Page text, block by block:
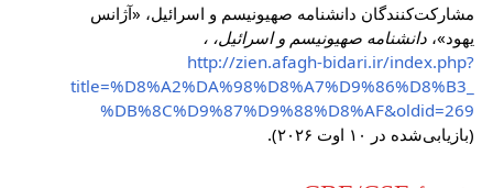
مشارکت‌کنندگان دانشنامه صهیونیسم و اسرائیل، «آژانس
یهود»، دانشنامه صهیونیسم و اسرائیل، ،
http://zien.afagh-bidari.ir/index.php?
title=%D8%A2%DA%98%D8%A7%D9%86%D8%B3_
%DB%8C%D9%87%D9%88%D8%AF&oldid=269
(بازیابی‌شده در ۱۰ اوت ۲۰۲۶).